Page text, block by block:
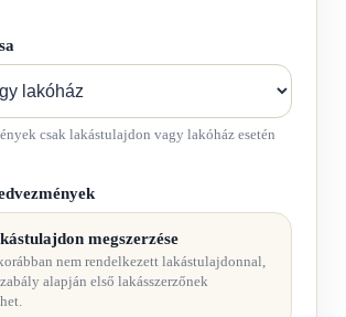
csak lakástulajdon vagy lakóház esetén
megszerzése
nem rendelkezett lakástulajdonnal,
alapján első lakásszerzőnek